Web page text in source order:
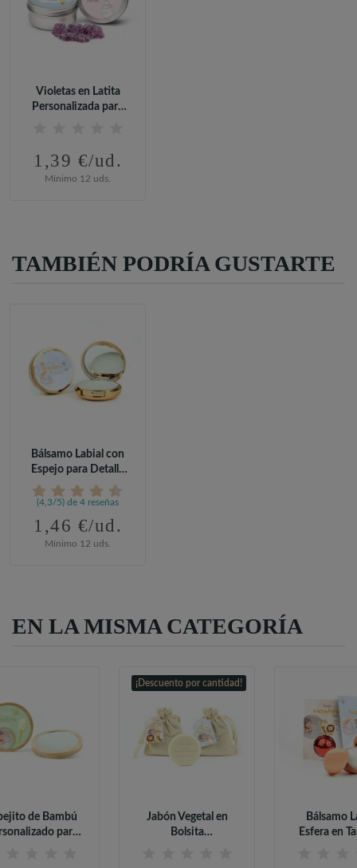
Violetas en Latita
Personalizada para
1,39 €/ud.
Mínimo 12 uds.
TAMBIÉN PODRÍA GUSTARTE
Bálsamo Labial con
Espejo para Detalle
de Bautizo
(4,3/5) de 4 reseñas
1,46 €/ud.
Mínimo 12 uds.
EN LA MISMA CATEGORÍA
de Bambú
para
¡Descuento por cantidad!
Jabón Vegetal en
Bolsita
Bálsamo
Esfera en